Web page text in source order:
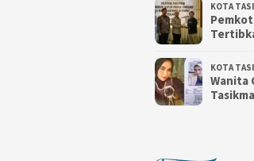
KOTA
KOTA
Wanita